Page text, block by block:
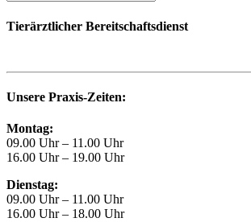
Tierärztlicher Bereitschaftsdienst
Unsere Praxis-Zeiten:
Montag:
09.00 Uhr – 11.00 Uhr
16.00 Uhr – 19.00 Uhr
Dienstag:
09.00 Uhr – 11.00 Uhr
16.00 Uhr – 18.00 Uhr